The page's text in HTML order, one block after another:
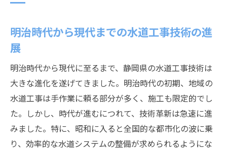
地域に根ざした静岡県の水道工事技術の特性を
探る
地形と気候がもたらす技術的挑戦
地元資源を活用した水道工事技術
地域住民との連携が生む技術の強み
環境保護を考慮した技術アプローチ
地域貢献を重視した技術の発展
明治時代から現代までの水道工事技術の進
展
明治時代から現代に至るまで、静岡県の水道工事技術は
大きな進化を遂げてきました。明治時代の初期、地域の
水道工事は手作業に頼る部分が多く、施工も限定的でし
た。しかし、時代が進むにつれて、技術革新は急速に進
みました。特に、昭和に入ると全国的な都市化の波に乗
り、効率的な水道システムの整備が求められるようにな